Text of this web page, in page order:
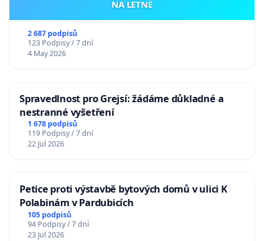
NA LETNÉ
2 687 podpisů
123 Podpisy / 7 dní
4 May 2026
Spravedlnost pro Grejsí: žádáme důkladné a
nestranné vyšetření
1 678 podpisů
119 Podpisy / 7 dní
22 Jul 2026
Petice proti výstavbě bytových domů v ulici K
Polabinám v Pardubicích
105 podpisů
94 Podpisy / 7 dní
23 Jul 2026